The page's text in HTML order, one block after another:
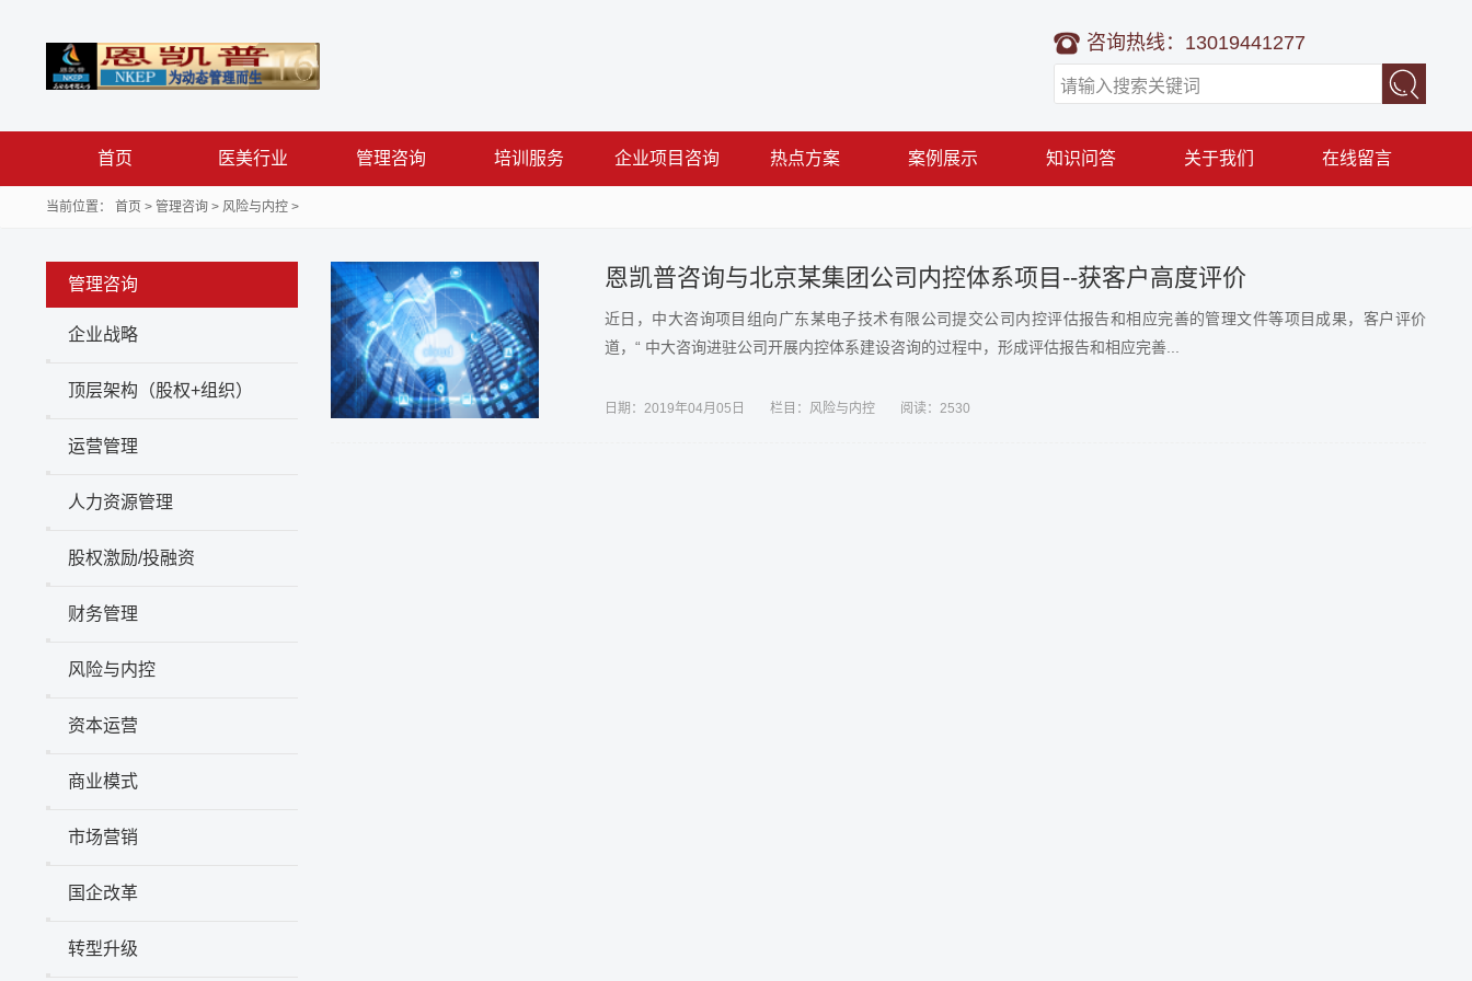
咨询热线：13019441277
首页 医美行业 管理咨询 培训服务 企业项目咨询 热点方案 案例展示 知识问答 关于我们 在线留言
当前位置： 首页 > 管理咨询 > 风险与内控 >
管理咨询
企业战略
顶层架构（股权+组织）
运营管理
人力资源管理
股权激励/投融资
财务管理
风险与内控
资本运营
商业模式
市场营销
国企改革
转型升级
恩凯普咨询与北京某集团公司内控体系项目--获客户高度评价
近日，中大咨询项目组向广东某电子技术有限公司提交公司内控评估报告和相应完善的管理文件等项目成果，客户评价
道，“ 中大咨询进驻公司开展内控体系建设咨询的过程中，形成评估报告和相应完善...
日期：2019年04月05日 栏目： 风险与内控 阅读：2530